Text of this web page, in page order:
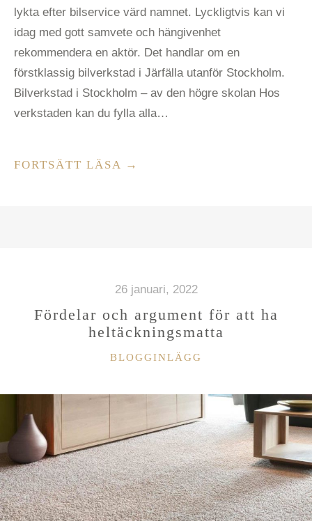
lykta efter bilservice värd namnet. Lyckligtvis kan vi
idag med gott samvete och hängivenhet
rekommendera en aktör. Det handlar om en
förstklassig bilverkstad i Järfälla utanför Stockholm.
Bilverkstad i Stockholm – av den högre skolan Hos
verkstaden kan du fylla alla…
FORTSÄTT LÄSA ”BILVERKSTADEN
→
26 januari, 2022
Fördelar och argument för att ha
heltäckningsmatta
KATEGORIER
BLOGGINLÄGG